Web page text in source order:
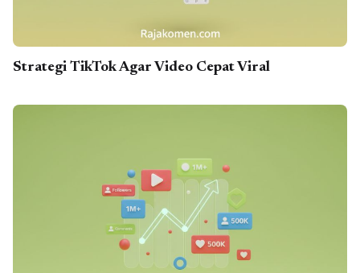
Strategi TikTok Agar Video Cepat Viral